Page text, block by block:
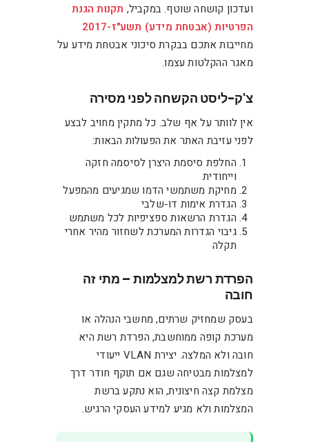
ועדכון קושחה שוטף. במקביל, תקנות הגנת
הפרטיות (אבטחת מידע) תשע"ז-2017
מחייבות אתכם בבקרת סיכוני אבטחת מידע על
מאגר ההקלטות עצמו.
צ'ק-ליסט הקשחה לפני מסירה
אין לוותר על אף שלב. כל מתקין מחויב לבצע
לפני עזיבת האתר את הפעולות הבאות:
החלפת סיסמת היצרן לסיסמה חזקה
וייחודית
מחיקת משתמשי הדמו שמגיעים מהמפעל
הגדרת אימות דו-שלבי
הגדרת הרשאות ספציפיות לכל משתמש
גיבוי הגדרות המערכת לשחזור מהיר אחרי
תקלה
הפרדת רשת למצלמות – מתי זה
חובה
בעסק שמחזיק שרתים, מחשבי הנהלה או
מערכת קופה ממוחשבת, הפרדת רשת היא
חובה ולא המלצה. יצירת VLAN ייעודי
למצלמות מבטיחה שגם אם תוקף חודר דרך
מצלמת קצה חיצונית, הוא נתקע ברשת
המצלמות ולא מגיע למידע העסקי הרגיש.